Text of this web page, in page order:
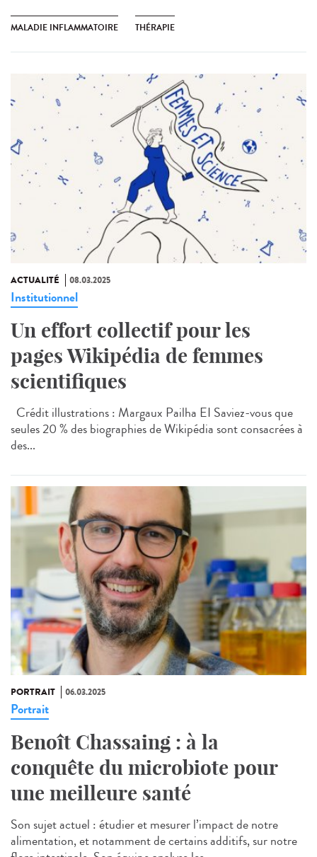
MALADIE INFLAMMATOIRE THÉRAPIE
ACTUALITÉ 08.03.2025
Institutionnel
Un effort collectif pour les
pages Wikipédia de femmes
scientifiques
Crédit illustrations : Margaux Pailha EI Saviez-vous que
seules 20 % des biographies de Wikipédia sont consacrées à
des...
PORTRAIT 06.03.2025
Portrait
Benoît Chassaing : à la
conquête du microbiote pour
une meilleure santé
Son sujet actuel : étudier et mesurer l’impact de notre
alimentation, et notamment de certains additifs, sur notre